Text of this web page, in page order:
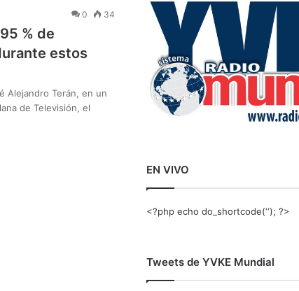
0 34
% de
estos
Alejandro Terán, en un
de Televisión, el
EN VIVO
<?php echo do_shortcode(‘‘); ?>
Tweets de YVKE Mundial